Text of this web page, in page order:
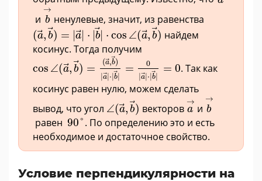
и
→
b
b→
ненулевые, значит, из равенства
(a, b) = |a ⋅ b ⋅ cos ∠(a, b)
(a→,b→)=|a→|⋅|b→ |⋅cos∠(a→,b
найдем
косинус. Тогда получим
cos ∠(a, b) = (a,b)
a| ⋅ b|
=
0
|a ⋅ |b
= 0
cos∠(a→,b→ )=(a→,b
. Так как
косинус равен нулю, можем сделать
вывод, что угол ∠(a, b)
∠ ( a →
векторов
→
a
a→
и
→
b
b→
равен 90°
90°. По определению это и есть
необходимое и достаточное свойство.
Условие перпендикулярности на